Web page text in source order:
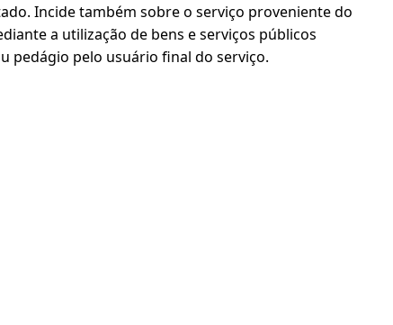
Incide também sobre o serviço proveniente do
a utilização de bens e serviços públicos
pedágio pelo usuário final do serviço.